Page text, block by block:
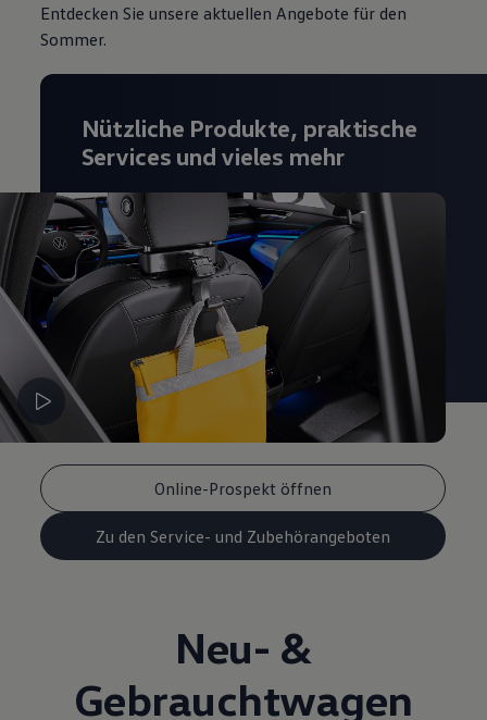
Entdecken Sie unsere aktuellen Angebote für den
Sommer.
Online-Prospekt öffnen
Zu den Service- und Zubehörangeboten
Nützliche Produkte, praktische
Services und vieles mehr
Neu- &
Gebrauchtwagen